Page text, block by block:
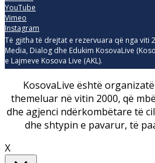
YouTube
Vimeo
Instagram
Të gjitha të drejtat e rezervuara që nga viti
Media, Dialog dhe Edukim KosovaLive
e Lajmeve Kosova Live (AKL).
KosovaLive është
themeluar në vitin 2000, që
dhe agjenci ndërkombëtare të
dhe shtypin e pavarur, të
X